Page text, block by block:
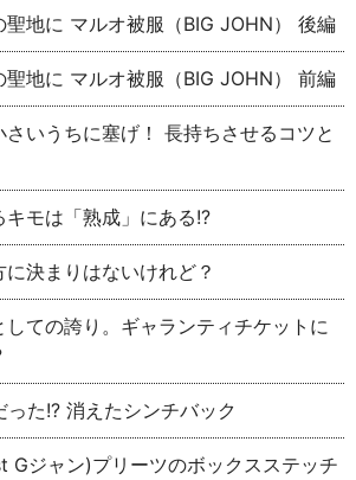
聖地に マルオ被服（BIG JOHN） 後編
聖地に マルオ被服（BIG JOHN） 前編
さいうちに塞げ！ 長持ちさせるコツと
キモは「熟成」にある!?
決まりはないけれど？
しての誇り。ギャランティチケットに
った!? 消えたシンチバック
Gジャン)プリーツのボックスステッチ